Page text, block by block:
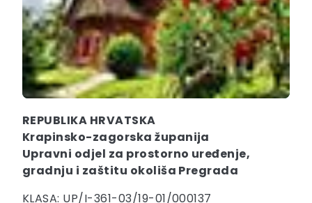
REPUBLIKA HRVATSKA
Krapinsko-zagorska županija
Upravni odjel za prostorno uređenje,
gradnju i zaštitu okoliša Pregrada
KLASA: UP/I-361-03/19-01/000137